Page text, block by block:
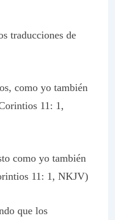
traducciones de
como yo también
11: 1,
como yo también
11: 1, NKJV)
que los